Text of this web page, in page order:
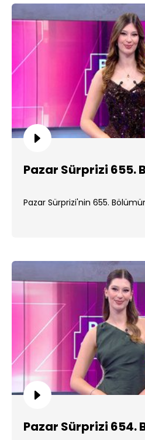
Pazar Sürprizi 655.
Pazar Sürprizi'nin 655.
Pazar Sürprizi 654.